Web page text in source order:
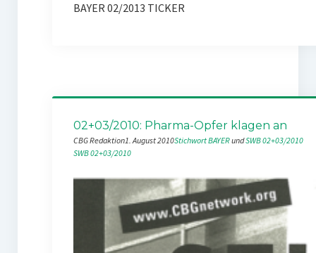
BAYER 02/2013 TICKER
02+03/2010: Pharma-Opfer klagen an
CBG Redaktion1. August 2010Stichwort BAYER und SWB 02+03/2010
SWB 02+03/2010